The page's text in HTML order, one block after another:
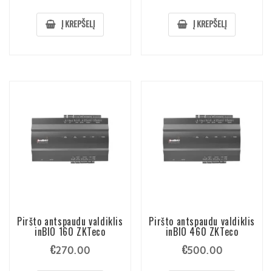
Į KREPŠELĮ Į KREPŠELĮ
Piršto antspaudu valdiklis
inBIO 160 ZKTeco
€270.00
Piršto antspaudu valdiklis
inBIO 460 ZKTeco
€500.00